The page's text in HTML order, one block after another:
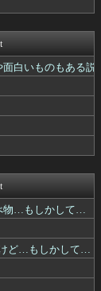
とめ
場-
イ...
報戦仕様...
報
報-
とめ
白いものもある説
物…もしかして…
けど…もしかして…